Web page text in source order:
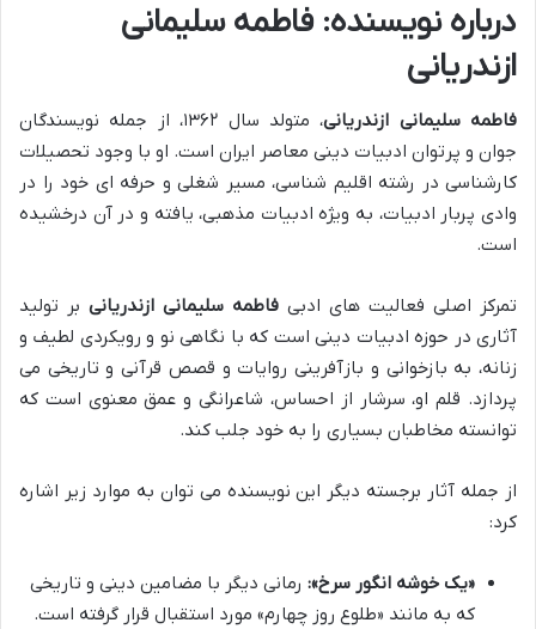
درباره نویسنده: فاطمه سلیمانی
ازندریانی
فاطمه سلیمانی ازندریانی
، متولد سال ۱۳۶۲، از جمله نویسندگان
جوان و پرتوان ادبیات دینی معاصر ایران است. او با وجود تحصیلات
کارشناسی در رشته اقلیم شناسی، مسیر شغلی و حرفه ای خود را در
وادی پربار ادبیات، به ویژه ادبیات مذهبی، یافته و در آن درخشیده
است.
تمرکز اصلی فعالیت های ادبی فاطمه سلیمانی ازندریانی بر تولید
آثاری در حوزه ادبیات دینی است که با نگاهی نو و رویکردی لطیف و
زنانه، به بازخوانی و بازآفرینی روایات و قصص قرآنی و تاریخی می
پردازد. قلم او، سرشار از احساس، شاعرانگی و عمق معنوی است که
توانسته مخاطبان بسیاری را به خود جلب کند.
از جمله آثار برجسته دیگر این نویسنده می توان به موارد زیر اشاره
کرد:
«یک خوشه انگور سرخ»: رمانی دیگر با مضامین دینی و تاریخی
که به مانند «طلوع روز چهارم» مورد استقبال قرار گرفته است.